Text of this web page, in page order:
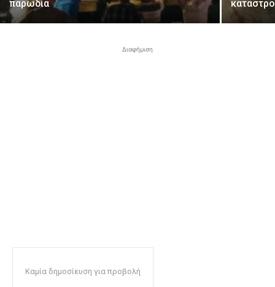
παρωδία
Διαφήμιση
Καμία δημοσίευση για προβολή